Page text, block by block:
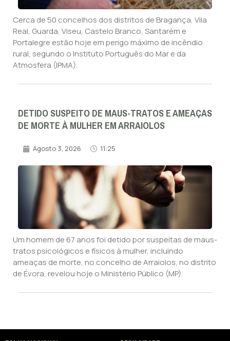
Cerca de 50 concelhos dos distritos de Bragança, Vila
Real, Guarda, Viseu, Castelo Branco, Santarém e
Portalegre estão hoje em perigo máximo de incêndio
rural, segundo o Instituto Português do Mar e da
Atmosfera (IPMA).
DETIDO SUSPEITO DE MAUS-TRATOS E AMEAÇAS
DE MORTE À MULHER EM ARRAIOLOS
Agosto 3, 2026 11:25
Um homem de 67 anos foi detido por suspeitas de maus-
tratos psicológicos e físicos à mulher, incluindo
ameaças de morte, no concelho de Arraiolos, no distrito
de Évora, revelou hoje o Ministério Público (MP).